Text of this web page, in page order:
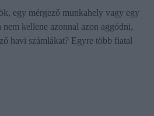
egy mérgező munkahely vagy egy
nem kellene azonnal azon aggódni,
havi számlákat? Egyre több fiatal